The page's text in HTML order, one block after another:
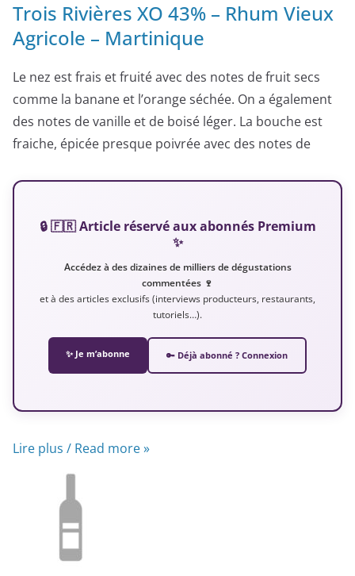
Trois Rivières XO 43% – Rhum Vieux
Agricole – Martinique
Le nez est frais et fruité avec des notes de fruit secs
comme la banane et l’orange séchée. On a également
des notes de vanille et de boisé léger. La bouche est
fraiche, épicée presque poivrée avec des notes de
🔒 🇫🇷 Article réservé aux abonnés Premium
✨
Accédez à des dizaines de milliers de dégustations
commentées 🍷
et à des articles exclusifs (interviews producteurs, restaurants,
tutoriels…).
✨ Je m’abonne 🔑 Déjà abonné ? Connexion
Lire plus / Read more »